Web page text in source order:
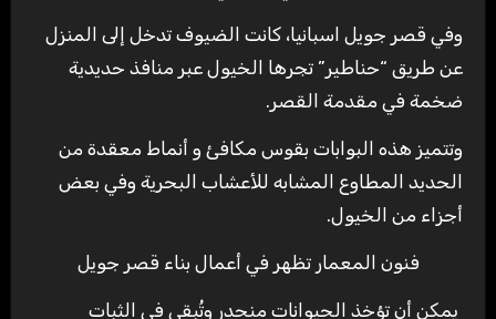
وفي قصر جويل اسبانيا، كانت الضيوف تدخل إلى المنزل
عن طريق “حناطير” تجرها الخيول عبر منافذ حديدية
ضخمة في مقدمة القصر.
وتتميز هذه البوابات بقوس مكافئ و أنماط معقدة من
الحديد المطاوع المشابه للأعشاب البحرية وفي بعض
أجزاء من الخيول.
فنون المعمار تظهر في أعمال بناء قصر جويل
يمكن أن تؤخذ الحيوانات منحدر وتُبقى في الثبات